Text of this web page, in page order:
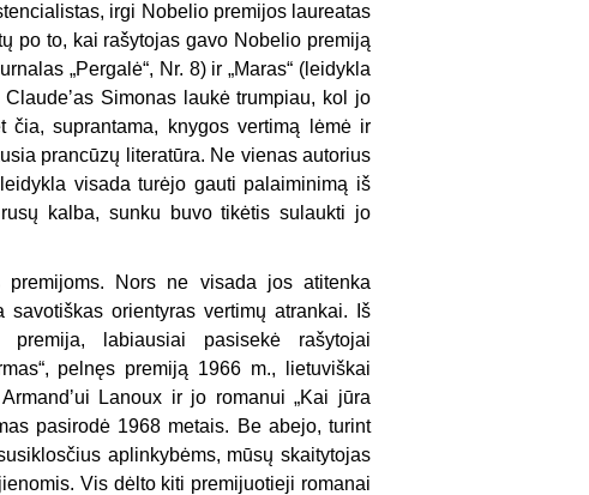
irgi Nobelio premijos laureatas
po to, kai rašytojas gavo Nobelio premiją
„Pergalė“, Nr. 8) ir „Maras“ (leidykla
Simonas laukė trumpiau, kol jo
čia, suprantama, knygos vertimą lėmė ir
prancūzų literatūra. Ne vienas autorius
visada turėjo gauti palaiminimą iš
kalba, sunku buvo tikėtis sulaukti jo
premijoms. Nors ne visada jos atitenka
orientyras vertimų atrankai. Iš
premija, labiausiai pasisekė rašytojai
pelnęs premiją 1966 m., lietuviškai
Lanoux ir jo romanui „Kai jūra
pasirodė 1968 metais. Be abejo, turint
aplinkybėms, mūsų skaitytojas
Vis dėlto kiti premijuotieji romanai